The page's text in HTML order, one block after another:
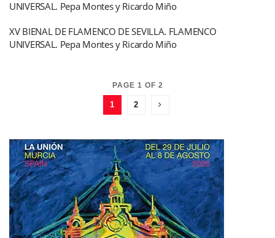
UNIVERSAL. Pepa Montes y Ricardo Miño
XV BIENAL DE FLAMENCO DE SEVILLA. FLAMENCO
UNIVERSAL. Pepa Montes y Ricardo Miño
PAGE 1 OF 2
1 2